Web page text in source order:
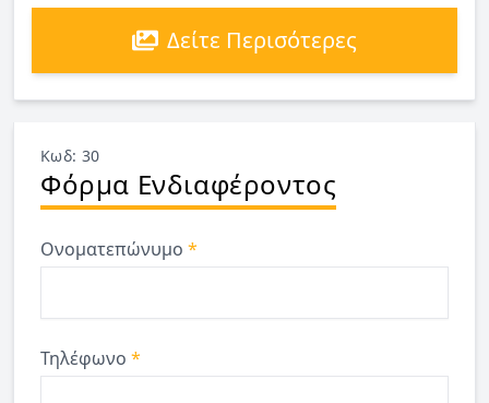
Δείτε Περισότερες
Κωδ: 30
Φόρμα Ενδιαφέροντος
Ονοματεπώνυμο *
Τηλέφωνο *